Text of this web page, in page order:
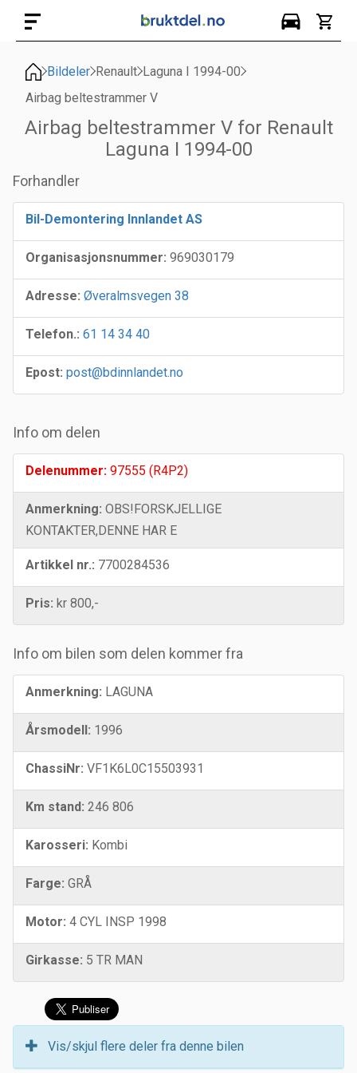
Bildeler Renault Laguna I 1994-00
Airbag beltestrammer V
Airbag beltestrammer V for Renault
Laguna I 1994-00
Forhandler
Bil-Demontering Innlandet AS
Organisasjonsnummer: 969030179
Adresse: Øveralmsvegen 38
Telefon.: 61 14 34 40
Epost: post@bdinnlandet.no
Info om delen
Delenummer: 97555 (R4P2)
Anmerkning: OBS!FORSKJELLIGE
KONTAKTER,DENNE HAR E
Artikkel nr.: 7700284536
Pris: kr 800,-
Info om bilen som delen kommer fra
Anmerkning: LAGUNA
Årsmodell: 1996
ChassiNr: VF1K6L0C15503931
Km stand: 246 806
Karosseri: Kombi
Farge: GRÅ
Motor: 4 CYL INSP 1998
Girkasse: 5 TR MAN
Vis/skjul flere deler fra denne bilen